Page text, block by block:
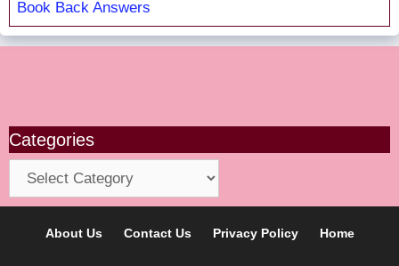
Book Back Answers
Categories
Categories
About Us Contact Us Privacy Policy Home